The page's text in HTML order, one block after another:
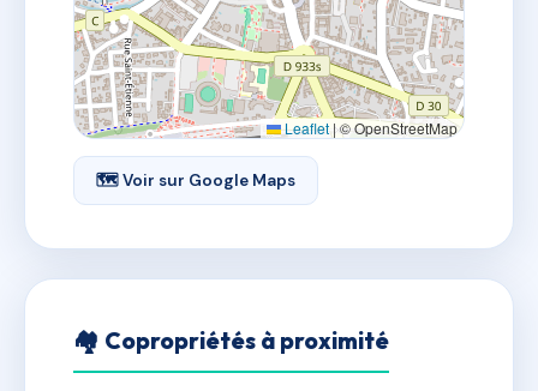
Leaflet |© OpenStreetMap
🗺 Voir sur Google Maps
🏘 Copropriétés à proximité